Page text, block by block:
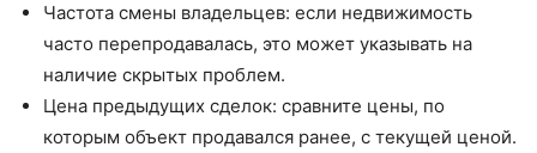
Частота смены владельцев: если недвижимость
часто перепродавалась, это может указывать на
наличие скрытых проблем.
Цена предыдущих сделок: сравните цены, по
которым объект продавался ранее, с текущей ценой.